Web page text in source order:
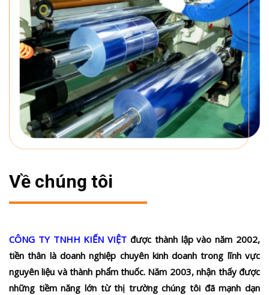
Về chúng tôi
CÔNG TY TNHH KIẾN VIỆT được thành lập vào năm 2002,
tiền thân là doanh nghiệp chuyên kinh doanh trong lĩnh vực
nguyên liệu và thành phẩm thuốc. Năm 2003, nhận thấy được
những tiềm năng lớn từ thị trường chúng tôi đã mạnh dạn